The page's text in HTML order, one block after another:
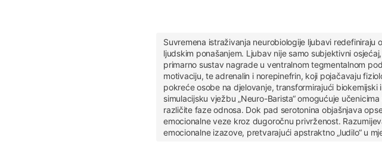
Suvremena istraživanja neurobiologije ljubavi
ljudskim ponašanjem. Ljubav nije samo subjektivni
primarno sustav nagrade u ventralnom tegmentalnom
motivaciju, te adrenalin i norepinefrin, koji pojačavaju
pokreće osobe na djelovanje, transformirajući
simulacijsku vježbu „Neuro-Barista“ omogućuje
različite faze odnosa. Dok pad serotonina objašnjava
emocionalne veze kroz dugoročnu privrženost.
emocionalne izazove, pretvarajući apstraktno „ludilo“ u